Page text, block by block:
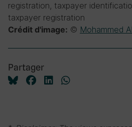
registration, taxpayer
taxpayer registration
Crédit d'image: © Mohammed
Partager